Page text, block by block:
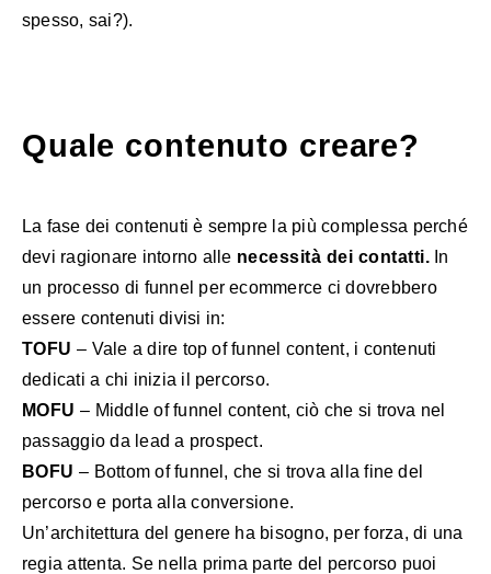
spesso, sai?).
Quale contenuto creare?
La fase dei contenuti è sempre la più complessa perché
devi ragionare intorno alle necessità dei contatti. In
un processo di funnel per ecommerce ci dovrebbero
essere contenuti divisi in:
TOFU – Vale a dire top of funnel content, i contenuti
dedicati a chi inizia il percorso.
MOFU – Middle of funnel content, ciò che si trova nel
passaggio da lead a prospect.
BOFU – Bottom of funnel, che si trova alla fine del
percorso e porta alla conversione.
Un’architettura del genere ha bisogno, per forza, di una
regia attenta. Se nella prima parte del percorso puoi